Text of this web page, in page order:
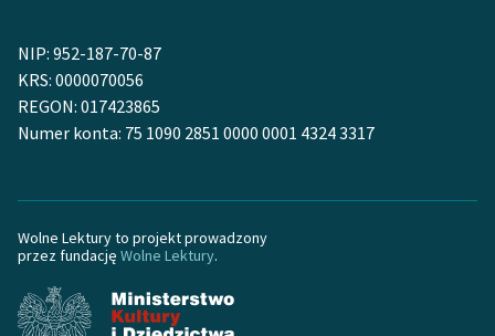
NIP: 952-187-70-87
KRS: 0000070056
REGON: 017423865
Numer konta: 75 1090 2851 0000 0001 4324 3317
Wolne Lektury to projekt prowadzony
przez fundację Wolne Lektury.